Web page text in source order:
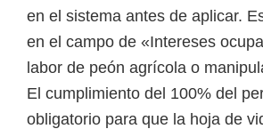
en el sistema antes de aplicar.
en el campo de «Intereses
labor de peón agrícola o
El cumplimiento del 100% del
obligatorio para que la hoja de